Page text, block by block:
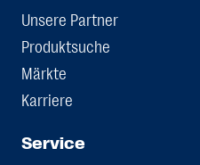
Unsere Partner
Produktsuche
Märkte
Karriere
Service